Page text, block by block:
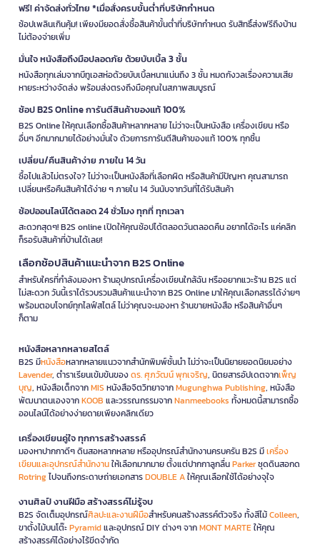
ฟรี! ค่าจัดส่งทั่วไทย *เมื่อสั่งครบขั้นต่ำที่บริษัทกำหนด
ช้อปเพลินเกินคุ้ม! เพียงมียอดสั่งซื้อสินค้าขั้นต่ำที่บริษัทกำหนด รับสิทธิ์ส่งฟรีถึงบ้าน
ไม่ต้องจ่ายเพิ่ม
มั่นใจ หนังสือถึงมือปลอดภัย ด้วยบับเบิ้ล 3 ชั้น
หนังสือทุกเล่มจากบีทูเอสห่อด้วยบับเบิ้ลหนาแน่นถึง 3 ชั้น หมดกังวลเรื่องความเสีย
หายระหว่างจัดส่ง พร้อมส่งตรงถึงมือคุณในสภาพสมบูรณ์
ช้อป B2S Online การันตีสินค้าของแท้ 100%
B2S Online ให้คุณเลือกซื้อสินค้าหลากหลาย ไม่ว่าจะเป็นหนังสือ เครื่องเขียน หรือ
อื่นๆ อีกมากมายได้อย่างมั่นใจ ด้วยการการันตีสินค้าของแท้ 100% ทุกชิ้น
เปลี่ยน/คืนสินค้าง่าย ภายใน 14 วัน
ซื้อไปแล้วไม่ตรงใจ? ไม่ว่าจะเป็นหนังสือที่เลือกผิด หรือสินค้ามีปัญหา คุณสามารถ
เปลี่ยนหรือคืนสินค้าได้ง่าย ๆ ภายใน 14 วันนับจากวันที่ได้รับสินค้า
ช้อปออนไลน์ได้ตลอด 24 ชั่วโมง ทุกที่ ทุกเวลา
สะดวกสุดๆ! B2S online เปิดให้คุณช้อปได้ตลอดวันตลอดคืน อยากได้อะไร แค่คลิก
ก็รอรับสินค้าที่บ้านได้เลย!
เลือกช้อปสินค้าแนะนำจาก B2S Online
สำหรับใครที่กำลังมองหา ร้านอุปกรณ์เครื่องเขียนใกล้ฉัน หรืออยากแวะร้าน B2S แต่
ไม่สะดวก วันนี้เราได้รวบรวมสินค้าแนะนำจาก B2S Online มาให้คุณเลือกสรรได้ง่ายๆ
พร้อมตอบโจทย์ทุกไลฟ์สไตล์ ไม่ว่าคุณจะมองหา ร้านขายหนังสือ หรือสินค้าอื่นๆ
ก็ตาม
หนังสือหลากหลายสไตล์
B2S มีหนังสือหลากหลายแนวจากสำนักพิมพ์ชั้นนำ ไม่ว่าจะเป็นนิยายยอดนิยมอย่าง
Lavender, ตำราเรียนเข้มข้นของดร. ศุภวัฒน์ พุกเจริญ, นิตยสารอัปเดตจากเพ็ญ
บุญ, หนังสือเด็กจากMIS หนังสือจิตวิทยาจากMugunghwa Publishing, หนังสือ
พัฒนาตนเองจากKOOB และวรรณกรรมจากNanmeebooks ทั้งหมดนี้สามารถซื้อ
ออนไลน์ได้อย่างง่ายดายเพียงคลิกเดียว
เครื่องเขียนคู่ใจ ทุกการสร้างสรรค์
มองหาปากกาดีๆ ดินสอหลากหลาย หรืออุปกรณ์สำนักงานครบครัน B2S มีเครื่อง
เขียนและอุปกรณ์สำนักงานให้เลือกมากมาย ตั้งแต่ปากกาลูกลื่นParkerชุดดินสอกด
Rotringไปจนถึงกระดาษถ่ายเอกสารDOUBLE Aให้คุณเลือกใช้ได้อย่างจุใจ
งานศิลป์ งานฝีมือ สร้างสรรค์ไม่รู้จบ
B2S จัดเต็มอุปกรณ์ศิลปะและงานฝีมือสำหรับคนสร้างสรรค์ตัวจริง ทั้งสีไม้Colleen,
ขาตั้งไม้บนโต๊ะPyramidและอุปกรณ์ DIY ต่างๆ จากMONT MARTEให้คุณ
สร้างสรรค์ได้อย่างไร้ขีดจำกัด